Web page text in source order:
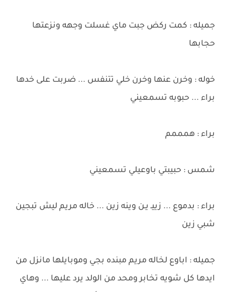
جميله : كمت ركض جبت ماي غسلت وجهه ونزعتها
حجابها
خوله : وخرن عنها وخرن خلي تتنفس ... ضربت على خدها
براء ... حبوبه تسمعيني
براء : همممم
شمس : حبيبتي باوعيلي تسمعيني
براء : بدموع ... زييـ يـن وينه زين ... خاله مريم ليش تبجين
شبي زين
جميله : اباوع لخاله مريم مبنده بجي وموبايلها مانزل من
ايدها كل شويه تخابر ومحد من الولد يرد عليها ... وهاي